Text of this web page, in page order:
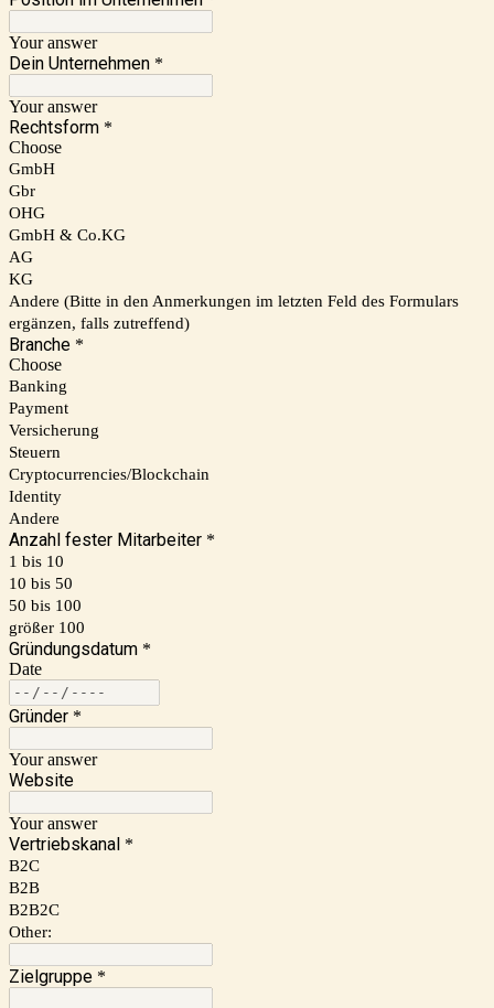
Your answer
Dein Unternehmen *
Your answer
Rechtsform *
Choose
GmbH
Gbr
OHG
GmbH & Co.KG
AG
KG
Andere (Bitte in den Anmerkungen im letzten Feld des Formulars
ergänzen, falls zutreffend)
Branche *
Choose
Banking
Payment
Versicherung
Steuern
Cryptocurrencies/Blockchain
Identity
Andere
Anzahl fester Mitarbeiter *
1 bis 10
10 bis 50
50 bis 100
größer 100
Gründungsdatum *
Date
Gründer *
Your answer
Website
Your answer
Vertriebskanal *
B2C
B2B
B2B2C
Other:
Zielgruppe *